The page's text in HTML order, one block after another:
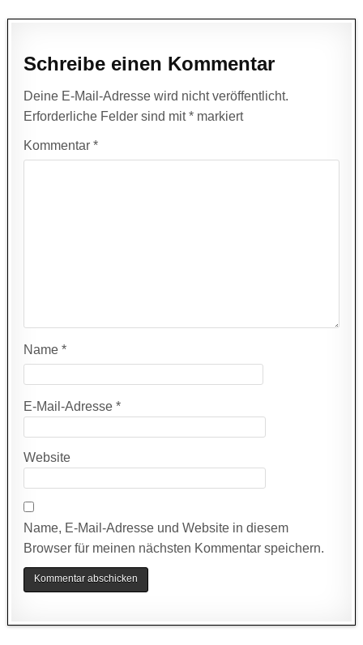
Schreibe einen Kommentar
Deine E-Mail-Adresse wird nicht veröffentlicht.
Erforderliche Felder sind mit* markiert
Kommentar*
Name*
E-Mail-Adresse*
Website
Name, E-Mail-Adresse und Website in diesem
Browser für meinen nächsten Kommentar speichern.